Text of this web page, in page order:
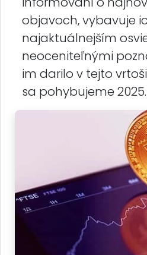
objavoch, vybavuje
najaktuálnejším
neoceniteľnými
im darilo v tejto
sa pohybujeme 2025.